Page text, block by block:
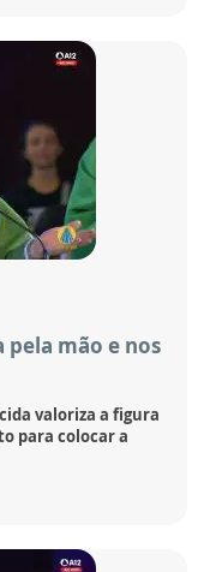
pela mão e nos
valoriza a figura
para colocar a